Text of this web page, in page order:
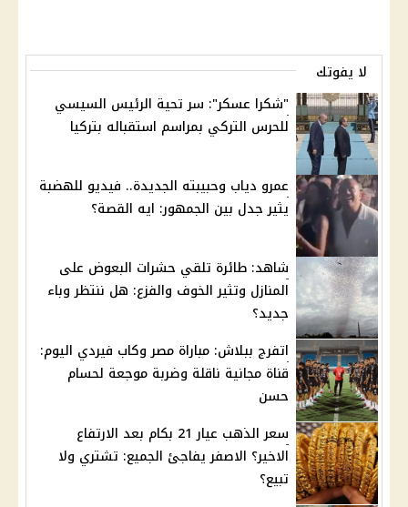
لا يفوتك
"شكرا عسكر": سر تحية الرئيس السيسي
للحرس التركي بمراسم استقباله بتركيا
عمرو دياب وحبيبته الجديدة.. فيديو للهضبة
يثير جدل بين الجمهور: ايه القصة؟
شاهد: طائرة تلقي حشرات البعوض على
المنازل وتثير الخوف والفزع: هل ننتظر وباء
جديد؟
اتفرج ببلاش: مباراة مصر وكاب فيردي اليوم:
قناة مجانية ناقلة وضربة موجعة لحسام
حسن
سعر الذهب عيار 21 بكام بعد الارتفاع
الاخير؟ الاصفر يفاجئ الجميع: تشتري ولا
تبيع؟